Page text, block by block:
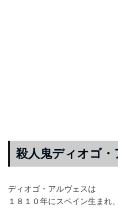
殺人鬼ディオゴ・
ディオゴ・アルヴェスは
１８１０年にスペイン生まれ